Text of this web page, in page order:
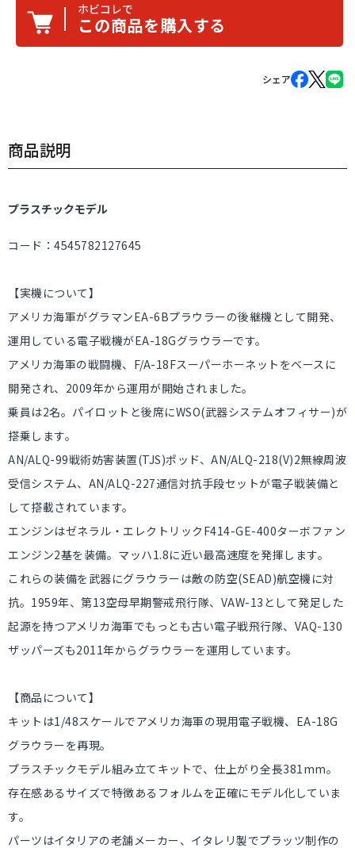
ホビコレで
この商品を購入する
シェア
商品説明
プラスチックモデル
コード：4545782127645
【実機について】
アメリカ海軍がグラマンEA-6Bプラウラーの後継機として開発、
運用している電子戦機がEA-18Gグラウラーです。
アメリカ海軍の戦闘機、F/A-18Fスーパーホーネットをベースに
開発され、2009年から運用が開始されました。
乗員は2名。パイロットと後席にWSO(武器システムオフィサー)が
搭乗します。
AN/ALQ-99戦術妨害装置(TJS)ポッド、AN/ALQ-218(V)2無線周波
受信システム、AN/ALQ-227通信対抗手段セットが電子戦装備と
して搭載されています。
エンジンはゼネラル・エレクトリックF414-GE-400ターボファン
エンジン2基を装備。マッハ1.8に近い最高速度を発揮します。
これらの装備を武器にグラウラーは敵の防空(SEAD)航空機に対
抗。1959年、第13空母早期警戒飛行隊、VAW-13として発足した
起源を持つアメリカ海軍でもっとも古い電子戦飛行隊、VAQ-130
ザッパーズも2011年からグラウラーを運用しています。
【商品について】
キットは1/48スケールでアメリカ海軍の現用電子戦機、EA-18G
グラウラーを再現。
プラスチックモデル組み立てキットで、仕上がり全長381mm。
存在感あるサイズで特徴あるフォルムを正確にモデル化していま
す。
パーツはイタリアの老舗メーカー、イタレリ製でプラッツ制作の